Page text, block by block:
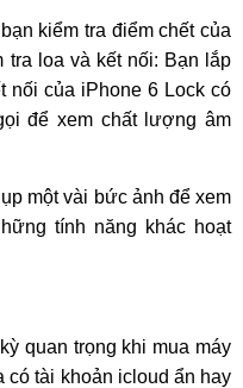
kiểm tra điểm chết của
tra loa và kết nối: Bạn lắp
nối của iPhone 6 Lock có
để xem chất lượng âm
một vài bức ảnh để xem
tính năng khác hoạt
quan trọng khi mua máy
tài khoản icloud ẩn hay